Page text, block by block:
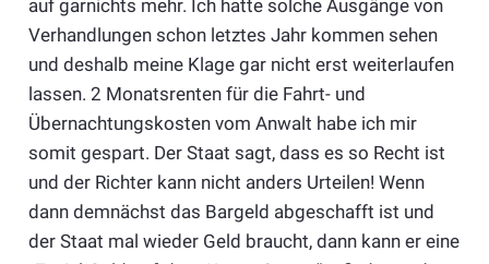
auf garnichts mehr. Ich hatte solche Ausgänge von
Verhandlungen schon letztes Jahr kommen sehen
und deshalb meine Klage gar nicht erst weiterlaufen
lassen. 2 Monatsrenten für die Fahrt- und
Übernachtungskosten vom Anwalt habe ich mir
somit gespart. Der Staat sagt, dass es so Recht ist
und der Richter kann nicht anders Urteilen! Wenn
dann demnächst das Bargeld abgeschafft ist und
der Staat mal wieder Geld braucht, dann kann er eine